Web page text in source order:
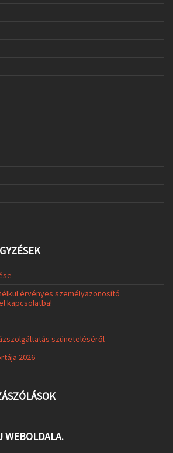
érvényes személyazonosító
kapcsolatba!
szüneteléséről
2026
WEBOLDALA.